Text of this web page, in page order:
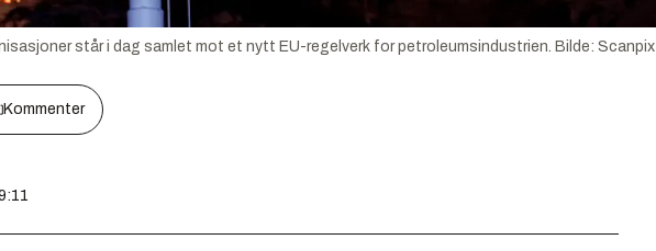
står i dag samlet mot et nytt EU-regelverk for petroleumsindustrien. Bilde: Scanpix
Kommenter